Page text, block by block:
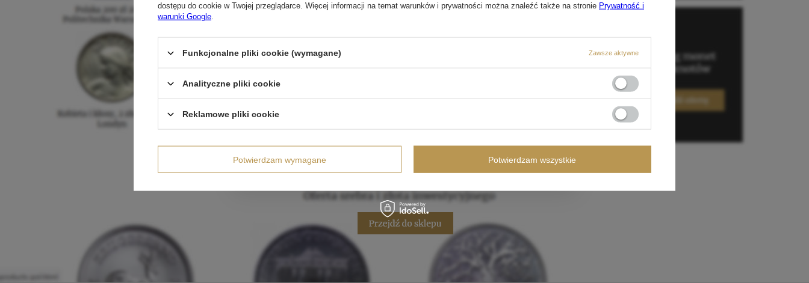
dostępu do cookie w Twojej przeglądarce. Więcej informacji na temat warunków i prywatności można znaleźć także na stronie Prywatność i
warunki Google
Funkcjonalne pliki cookie (wymagane) Zawsze aktywne
Analityczne pliki cookie
Reklamowe pliki cookie
Potwierdzam wymagane Potwierdzam wszystkie